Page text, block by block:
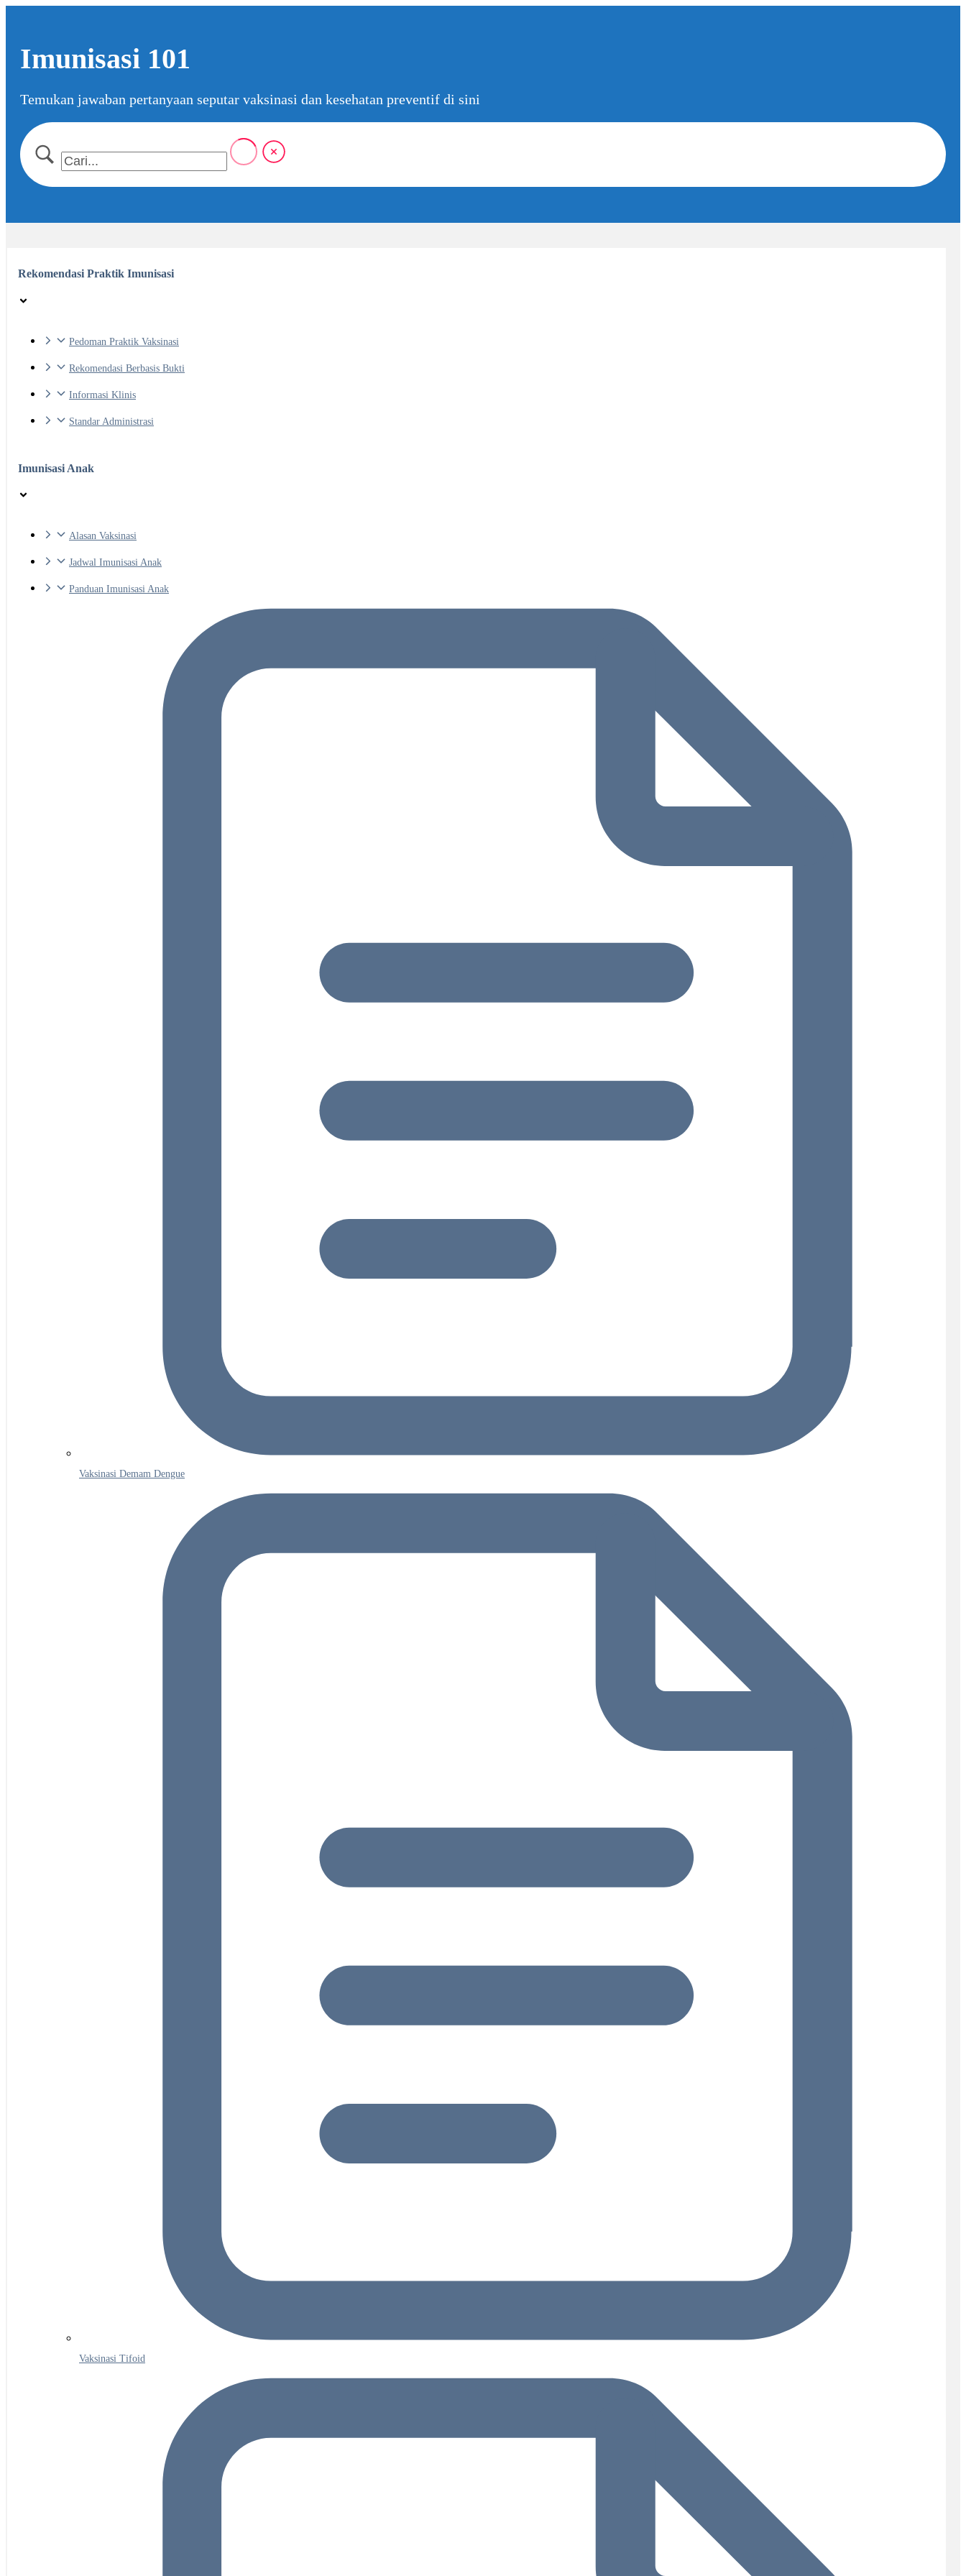
content
Imunisasi 101
Temukan jawaban pertanyaan seputar vaksinasi dan kesehatan preventif di sini
Rekomendasi Praktik Imunisasi
Pedoman Praktik Vaksinasi
Rekomendasi Berbasis Bukti
Informasi Klinis
Standar Administrasi
Imunisasi Anak
Alasan Vaksinasi
Jadwal Imunisasi Anak
Panduan Imunisasi Anak
Vaksinasi Demam Dengue
Vaksinasi Tifoid